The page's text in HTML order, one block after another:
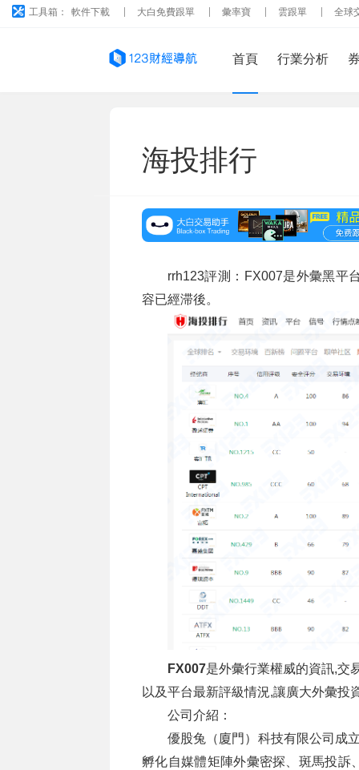
工具箱： 軟件下載 大白免費跟單 彙率寶 雲跟單 全球
首頁 行業分析
海投排行
rrh123評測：FX007是外彙黑平
容已經滞後。
FX007是外彙行業權威的資訊,交
以及平台最新評級情況,讓廣大外彙投
公司介紹：
優股兔（廈門）科技有限公司成
孵化自媒體矩陣外彙密探、斑馬投訴